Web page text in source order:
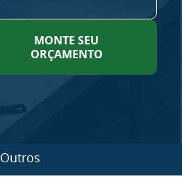
MONTE SEU
ORÇAMENTO
Outros